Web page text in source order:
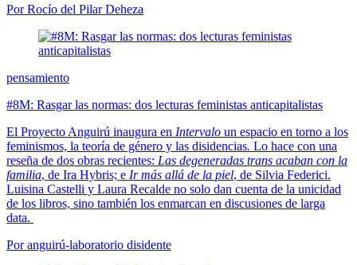
Por Rocío del Pilar Deheza
pensamiento
#8M: Rasgar las normas: dos lecturas feministas anticapitalistas
El Proyecto Anguirú inaugura en Intervalo un espacio en torno a los
feminismos, la teoría de género y las disidencias. Lo hace con una
reseña de dos obras recientes: Las degeneradas trans acaban con la
familia, de Ira Hybris; e Ir más allá de la piel, de Silvia Federici.
Luisina Castelli y Laura Recalde no solo dan cuenta de la unicidad
de los libros, sino también los enmarcan en discusiones de larga
data.
Por anguirú-laboratorio disidente